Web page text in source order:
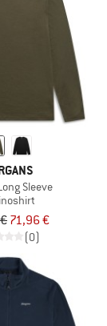
Sleeve
71,96 €
(0)